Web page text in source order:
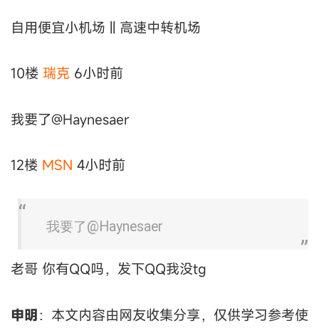
自用便宜小机场 || 高速中转机场
10楼 瑞克 6小时前
我要了@Haynesaer
12楼 MSN 4小时前
我要了@Haynesaer
老哥 你有QQ吗，发下QQ我没tg
申明：本文内容由网友收集分享，仅供学习参考使